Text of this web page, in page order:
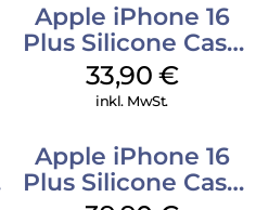
Apple iPhone 16
Plus Silicone Case
MagSafe Lake
Green
33,90 €
inkl. MwSt.
Apple iPhone 16
Plus Silicone Case